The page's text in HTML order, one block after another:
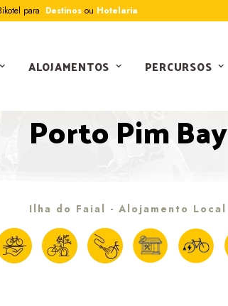
para Destinos ou Hotelaria
ALOJAMENTOS PERCURSOS
Porto Pim Bay
Ilha do Faial - Alojamento Local